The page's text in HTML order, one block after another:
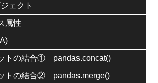
ェクト
属性
トの結合① pandas.concat()
トの結合② pandas.merge()